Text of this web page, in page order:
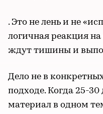
. Это не лень и не
логичная реакция на
ждут тишины и
Дело не в
подходе. Когда 25-
материал в одном